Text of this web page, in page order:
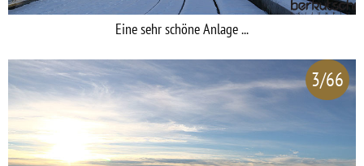
Eine sehr schöne Anlage ...
3/66